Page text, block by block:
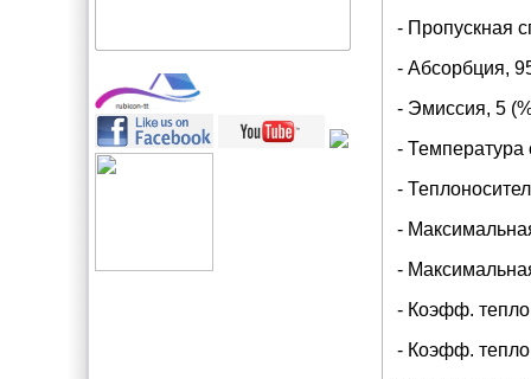
- Пропускная
- Абсорбция,
- Эмиссия, 5
- Температура
-
-
-
- Коэфф.
- Коэфф.